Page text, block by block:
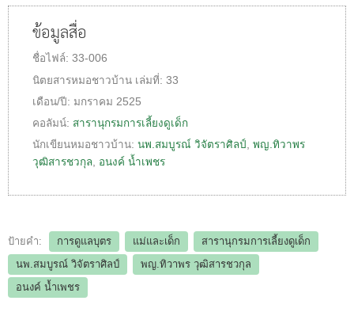
ข้อมูลสื่อ
ชื่อไฟล์: 33-006
นิตยสารหมอชาวบ้าน เล่มที่: 33
เดือน/ปี: มกราคม 2525
คอลัมน์: สารานุกรมการเลี้ยงดูเด็ก
นักเขียนหมอชาวบ้าน: นพ.สมบูรณ์ วิจัตราศิลป์ พญ.ทิวาพร
วุฒิสารชวกุล อนงค์ น้ำเพชร
ป้ายคำ: การดูแลบุตร แม่และเด็ก
สารานุกรมการเลี้ยงดูเด็ก
นพ.สมบูรณ์ วิจัตราศิลป์
พญ.ทิวาพร วุฒิสารชวกุล
อนงค์ น้ำเพชร